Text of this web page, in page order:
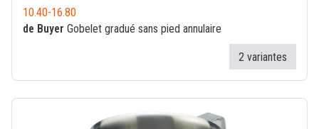
10.40-16.80
de Buyer Gobelet gradué sans pied annulaire
2 variantes